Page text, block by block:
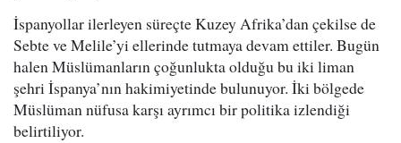
İspanyollar ilerleyen süreçte Kuzey Afrika’dan çekilse de
Sebte ve Melile’yi ellerinde tutmaya devam ettiler. Bugün
halen Müslümanların çoğunlukta olduğu bu iki liman
şehri İspanya’nın hakimiyetinde bulunuyor. İki bölgede
Müslüman nüfusa karşı ayrımcı bir politika izlendiği
belirtiliyor.